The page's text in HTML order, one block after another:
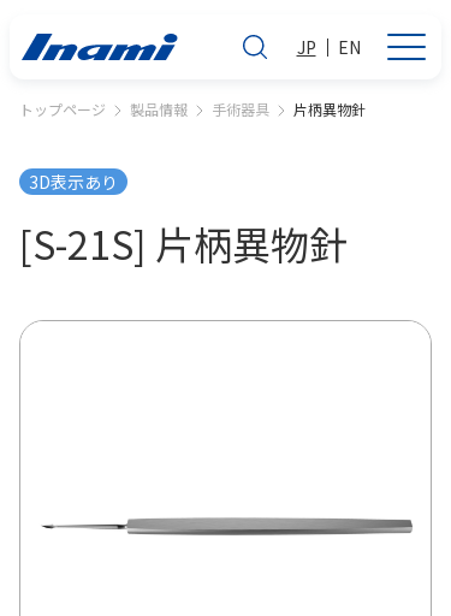
JP EN
トップページ 製品情報 手術器具 片柄異物針
3D表示あり
[S-21S] 片柄異物針